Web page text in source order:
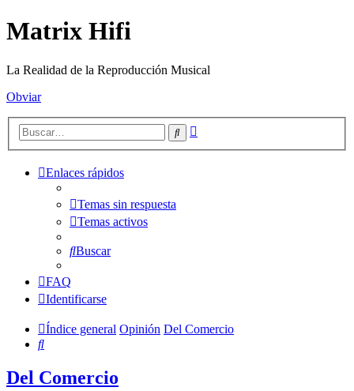
Matrix Hifi
La Realidad de la Reproducción Musical
Obviar
Buscar
Enlaces rápidos
Temas sin respuesta
Temas activos
Buscar
FAQ
Identificarse
Índice general Opinión Del Comercio
Buscar
Del Comercio